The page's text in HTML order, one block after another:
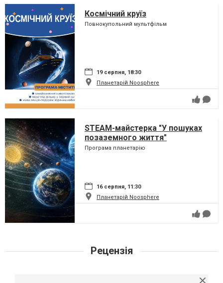
Космічний круїз
Повнокупольний мультфільм
19 серпня, 18:30
Планетарій Noosphere
STEAM-майстерка "У пошуках
позаземного життя"
Програма планетарію
16 серпня, 11:30
Планетарій Noosphere
Рецензія